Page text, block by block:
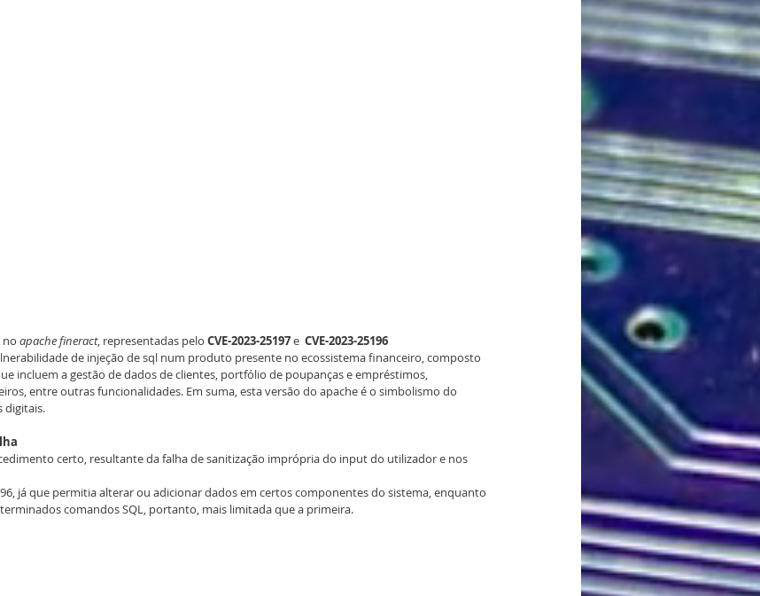
no apache fineract, representadas pelo CVE-2023-25197 e CVE-2023-25196
de injeção de sql num produto presente no ecossistema financeiro, composto
incluem a gestão de dados de clientes, portfólio de poupanças e empréstimos,
entre outras funcionalidades. Em suma, esta versão do apache é o simbolismo do
digitais.
certo, resultante da falha de sanitização imprópria do input do utilizador e nos
já que permitia alterar ou adicionar dados em certos componentes do sistema, enquanto
comandos SQL, portanto, mais limitada que a primeira.